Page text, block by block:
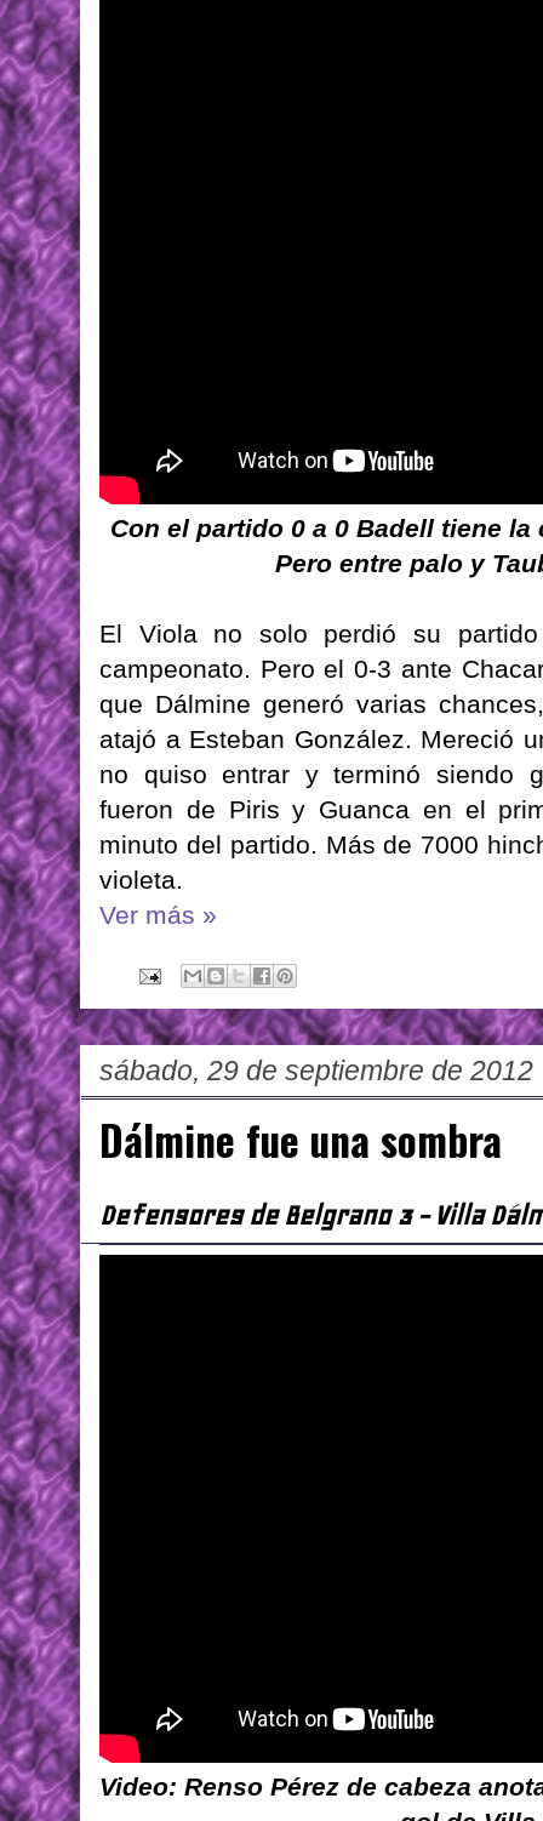
Con el partido 0 a 0 Badell tiene
Pero entre palo y
El Viola no solo perdió su
campeonato. Pero el 0-3 ante
que Dálmine generó varias
atajó a Esteban González. Mereció
no quiso entrar y terminó siendo
fueron de Piris y Guanca en el
minuto del partido. Más de 7000
violeta.
Ver más »
sábado, 29 de septiembre de 2012
Dálmine fue una sombra
Defensores de Belgrano 3 - Villa
Video: Renso Pérez de cabeza